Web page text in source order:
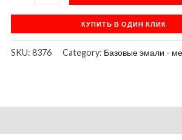
КУПИТЬ В ОДИН КЛИК
SKU:8376 Category: Базовые эмали -